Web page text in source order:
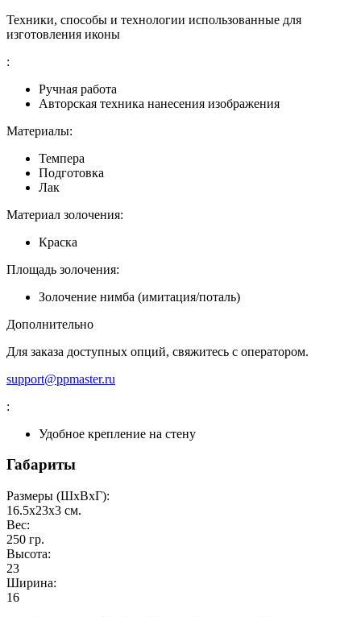
Техники, способы и технологии использованные для
изготовления иконы
:
Ручная работа
Авторская техника нанесения изображения
Материалы:
Темпера
Подготовка
Лак
Материал золочения:
Краска
Площадь золочения:
Золочение нимба (имитация/поталь)
Дополнительно
Для заказа доступных опций, свяжитесь с оператором.
support@ppmaster.ru
:
Удобное крепление на стену
Габариты
Размеры (ШxВxГ):
16.5х23х3 см.
Вес:
250 гр.
Высота:
23
Ширина:
16